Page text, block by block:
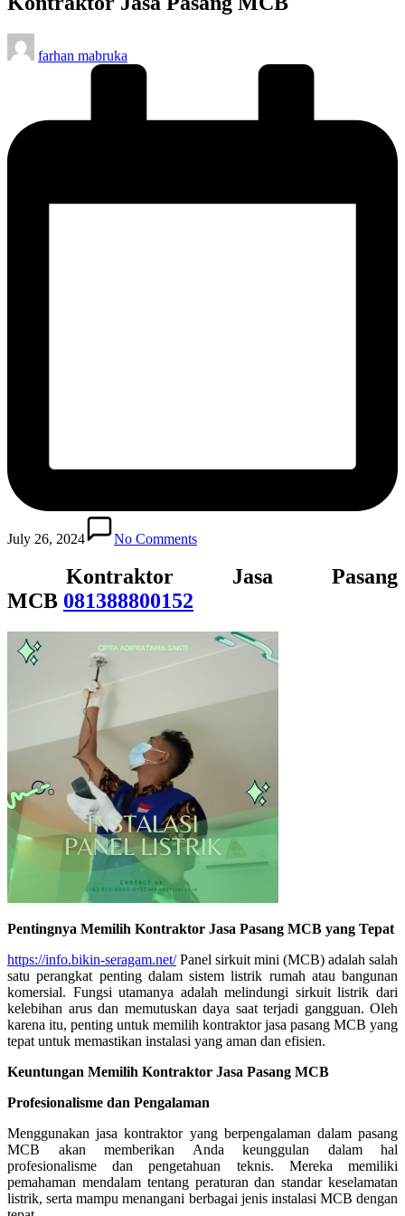
Posted
by
farhan mabruka
July 26, 2024 No Comments
Kontraktor Jasa Pasang
MCB 081388800152
Pentingnya Memilih Kontraktor Jasa Pasang MCB yang Tepat
https://info.bikin-seragam.net/Panel sirkuit mini (MCB) adalah salah
satu perangkat penting dalam sistem listrik rumah atau bangunan
komersial. Fungsi utamanya adalah melindungi sirkuit listrik dari
kelebihan arus dan memutuskan daya saat terjadi gangguan. Oleh
karena itu, penting untuk memilih kontraktor jasa pasang MCB yang
tepat untuk memastikan instalasi yang aman dan efisien.
Keuntungan Memilih Kontraktor Jasa Pasang MCB
Profesionalisme dan Pengalaman
Menggunakan jasa kontraktor yang berpengalaman dalam pasang
MCB akan memberikan Anda keunggulan dalam hal
profesionalisme dan pengetahuan teknis. Mereka memiliki
pemahaman mendalam tentang peraturan dan standar keselamatan
listrik, serta mampu menangani berbagai jenis instalasi MCB dengan